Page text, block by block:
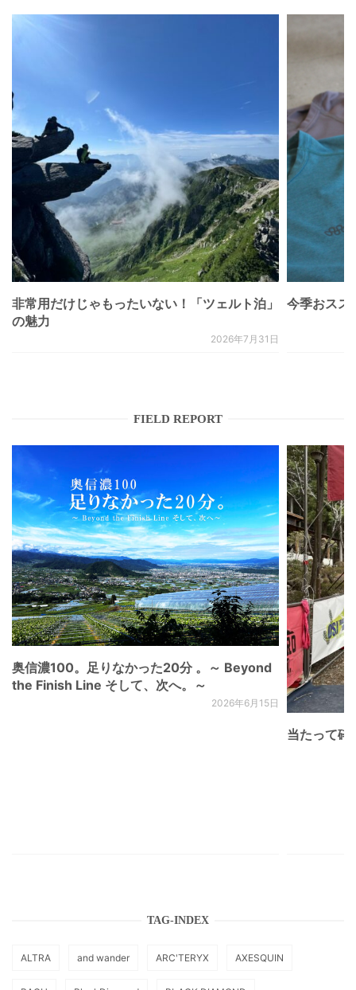
非常用だけじゃもったいない！「ツェルト泊」
の魅力
2026年7月31日
今季おスス
FIELD REPORT
奥信濃100。足りなかった20分 。～ Beyond
the Finish Line そして、次へ。～
2026年6月15日
当たって砕
TAG-INDEX
ALTRA and wander ARC'TERYX AXESQUIN